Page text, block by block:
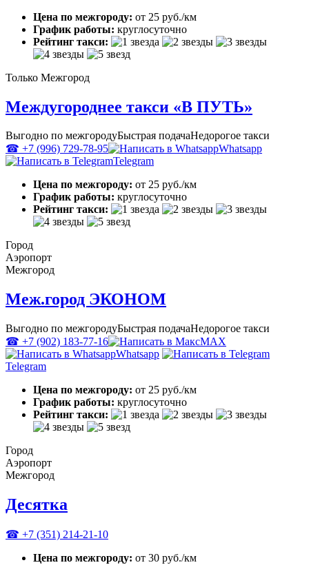
Цена по межгороду: от 25 руб./км
График работы: круглосуточно
Рейтинг такси:
Только Межгород
Междугороднее такси «В ПУТЬ»
Выгодно по межгородуБыстрая подачаНедорогое такси
☎ +7 (996) 729-78-95
Whatsapp
Telegram
Цена по межгороду: от 25 руб./км
График работы: круглосуточно
Рейтинг такси:
Город
Аэропорт
Межгород
Меж.город ЭКОНОМ
Выгодно по межгородуБыстрая подачаНедорогое такси
☎ +7 (902) 183-77-16
MAX
Whatsapp
Telegram
Цена по межгороду: от 25 руб./км
График работы: круглосуточно
Рейтинг такси:
Город
Аэропорт
Межгород
Десятка
☎ +7 (351) 214-21-10
Цена по межгороду: от 30 руб./км